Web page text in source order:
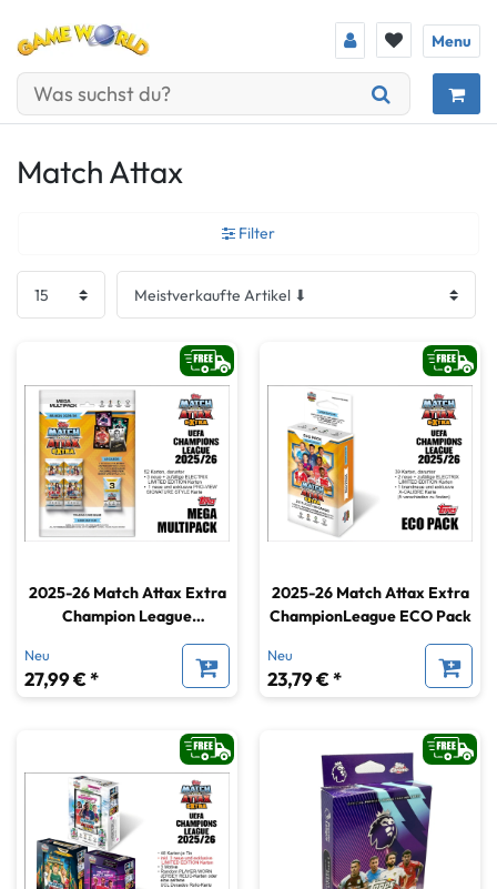
Menu
Match Attax
Filter
2025-26 Match Attax Extra
Champion League
Neu
27,99 € *
2025-26 Match Attax Extra
ChampionLeague ECO Pack
Neu
23,79 € *